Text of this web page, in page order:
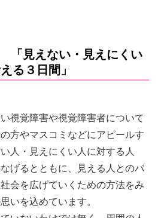
「見えない・見えにくい
る３日間」
視覚障害や視覚障害者について
方やマスコミなどにアピールす
人・見えにくい人に対する人
げるとともに、見える人とのバ
会を広げていくための方法をみ
いを込めています。